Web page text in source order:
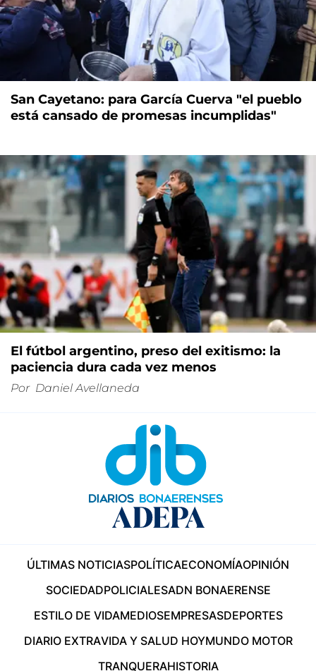
San Cayetano: para García Cuerva "el pueblo
está cansado de promesas incumplidas"
El fútbol argentino, preso del exitismo: la
paciencia dura cada vez menos
Por Daniel Avellaneda
ÚLTIMAS NOTICIASPOLÍTICAECONOMÍAOPINIÓN
SOCIEDADPOLICIALESADN BONAERENSE
ESTILO DE VIDAMEDIOSEMPRESASDEPORTES
DIARIO EXTRAVIDA Y SALUD HOYMUNDO MOTOR
TRANQUERAHISTORIA